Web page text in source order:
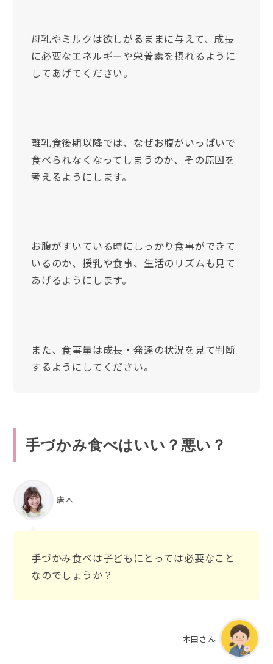
母乳やミルクは欲しがるままに与えて、成長
に必要なエネルギーや栄養素を摂れるように
してあげてください。
離乳食後期以降では、なぜお腹がいっぱいで
食べられなくなってしまうのか、その原因を
考えるようにします。
お腹がすいている時にしっかり食事ができて
いるのか、授乳や食事、生活のリズムも見て
あげるようにします。
また、食事量は成長・発達の状況を見て判断
するようにしてください。
手づかみ食べはいい？悪い？
唐木
手づかみ食べは子どもにとっては必要なこと
なのでしょうか？
本田さん